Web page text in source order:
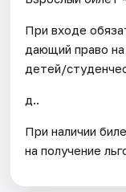
При входе
дающий право
детей/
д..
При наличии
на получение